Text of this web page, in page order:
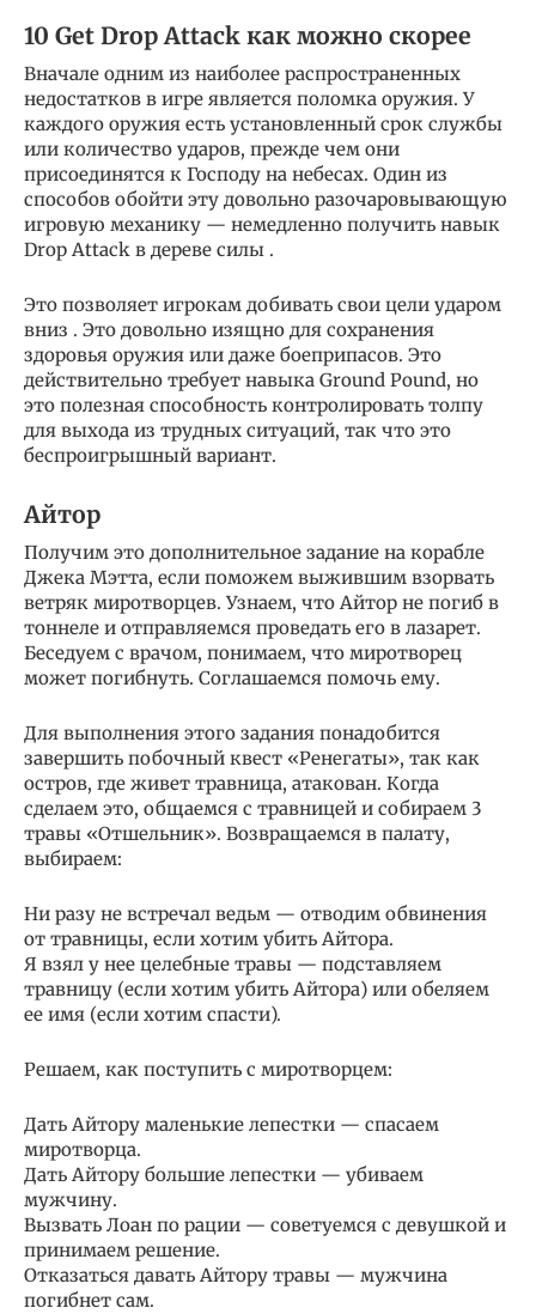
10 Get Drop Attack как можно скорее
Вначале одним из наиболее распространенных
недостатков в игре является поломка оружия. У
каждого оружия есть установленный срок службы
или количество ударов, прежде чем они
присоединятся к Господу на небесах. Один из
способов обойти эту довольно разочаровывающую
игровую механику — немедленно получить навык
Drop Attack в дереве силы .
Это позволяет игрокам добивать свои цели ударом
вниз . Это довольно изящно для сохранения
здоровья оружия или даже боеприпасов. Это
действительно требует навыка Ground Pound, но
это полезная способность контролировать толпу
для выхода из трудных ситуаций, так что это
беспроигрышный вариант.
Айтор
Получим это дополнительное задание на корабле
Джека Мэтта, если поможем выжившим взорвать
ветряк миротворцев. Узнаем, что Айтор не погиб в
тоннеле и отправляемся проведать его в лазарет.
Беседуем с врачом, понимаем, что миротворец
может погибнуть. Соглашаемся помочь ему.
Для выполнения этого задания понадобится
завершить побочный квест «Ренегаты», так как
остров, где живет травница, атакован. Когда
сделаем это, общаемся с травницей и собираем 3
травы «Отшельник». Возвращаемся в палату,
выбираем:
Ни разу не встречал ведьм — отводим обвинения
от травницы, если хотим убить Айтора.
Я взял у нее целебные травы — подставляем
травницу (если хотим убить Айтора) или обеляем
ее имя (если хотим спасти).
Решаем, как поступить с миротворцем:
Дать Айтору маленькие лепестки — спасаем
миротворца.
Дать Айтору большие лепестки — убиваем
мужчину.
Вызвать Лоан по рации — советуемся с девушкой и
принимаем решение.
Отказаться давать Айтору травы — мужчина
погибнет сам.